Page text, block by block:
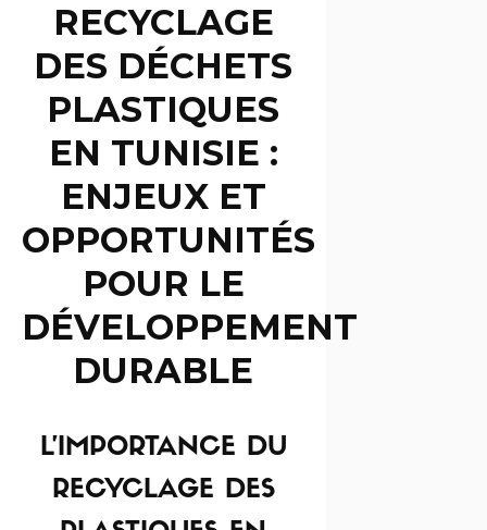
RECYCLAGE
DES DÉCHETS
PLASTIQUES
EN TUNISIE :
ENJEUX ET
OPPORTUNITÉS
POUR LE
DÉVELOPPEMENT
DURABLE
L’IMPORTANCE DU
RECYCLAGE DES